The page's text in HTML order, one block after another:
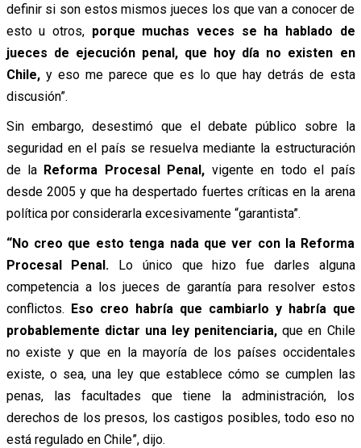
definir si son estos mismos jueces los que van a conocer de
esto u otros, porque muchas veces se ha hablado de
jueces de ejecución penal, que hoy día no existen en
Chile,y eso me parece que es lo que hay detrás de esta
discusión”.
Sin embargo, desestimó que el debate público sobre la
seguridad en el país se resuelva mediante la estructuración
de la Reforma Procesal Penal, vigente en todo el país
desde 2005 y que ha despertado fuertes críticas en la arena
política por considerarla excesivamente “garantista”.
“No creo que esto tenga nada que ver con la Reforma
Procesal Penal. Lo único que hizo fue darles alguna
competencia a los jueces de garantía para resolver estos
conflictos. Eso creo habría que cambiarlo y habría que
probablemente dictar una ley penitenciaria, que en Chile
no existe y que en la mayoría de los países occidentales
existe, o sea, una ley que establece cómo se cumplen las
penas, las facultades que tiene la administración, los
derechos de los presos, los castigos posibles, todo eso no
está regulado en Chile”, dijo.